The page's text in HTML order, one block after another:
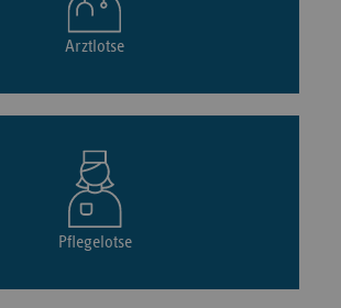
Arztlotse
Pflegelotse